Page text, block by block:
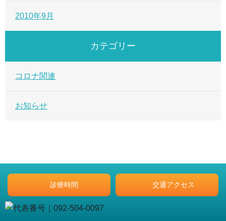
2010年9月
カテゴリー
コロナ関連
お知らせ
診療時間 交通アクセス